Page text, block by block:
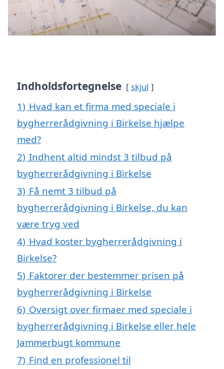
Indholdsfortegnelse skjul
1) Hvad kan et firma med speciale i
bygherrerådgivning i Birkelse hjælpe
med?
2) Indhent altid mindst 3 tilbud på
bygherrerådgivning i Birkelse
3) Få nemt 3 tilbud på
bygherrerådgivning i Birkelse, du kan
være tryg ved
4) Hvad koster bygherrerådgivning i
Birkelse?
5) Faktorer der bestemmer prisen på
bygherrerådgivning i Birkelse
6) Oversigt over firmaer med speciale i
bygherrerådgivning i Birkelse eller hele
Jammerbugt kommune
7) Find en professionel til